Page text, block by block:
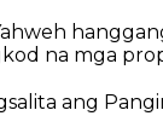
na mga
ang